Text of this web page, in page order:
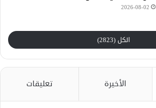
2026-08-02
الكل (2823)
الأخيرة تعليقات